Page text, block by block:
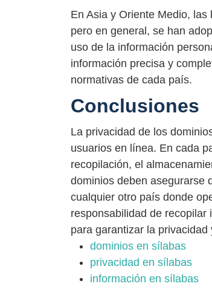
En Asia y Oriente Medio,
pero en general, se han
uso de la información
información precisa y
normativas de cada país.
Conclusiones
La privacidad de los
usuarios en línea. En cada
recopilación, el
dominios deben asegurarse
cualquier otro país donde
responsabilidad de
para garantizar la
dominios en sílabas
privacidad en sílabas
información en sílabas